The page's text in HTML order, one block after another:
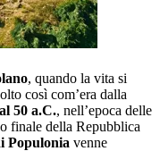
, quando la vita si
così com’era dalla
50 a.C., nell’epoca delle
finale della Repubblica
Populonia venne